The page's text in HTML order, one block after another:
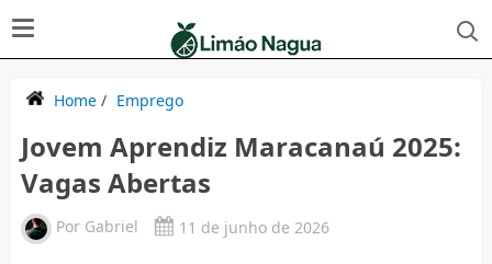
Home/ Emprego
Jovem Aprendiz Maracanaú 2025:
Vagas Abertas
Por Gabriel 11 de junho de 2026